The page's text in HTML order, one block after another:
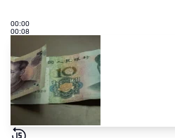
00:00
00:08